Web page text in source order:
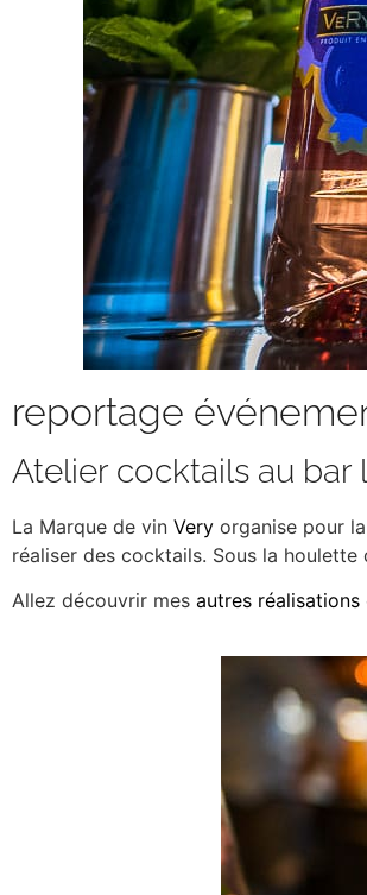
reportage
Atelier cocktails au bar
La Marque de vin Very organise pour
réaliser des cocktails. Sous la houlette
Allez découvrir mes autres réalisations